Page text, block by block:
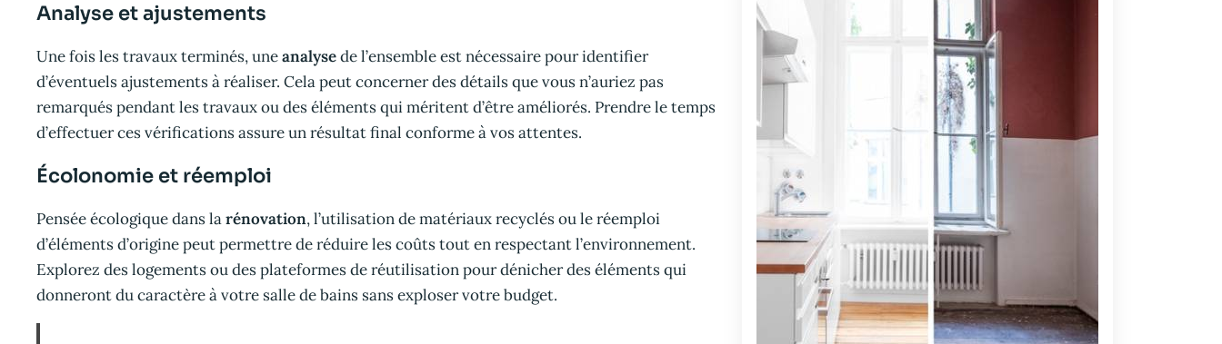
Analyse et ajustements
Une fois les travaux terminés, uneanalysede l’ensemble est nécessaire pour identifier
d’éventuels ajustements à réaliser. Cela peut concerner des détails que vous n’auriez pas
remarqués pendant les travaux ou des éléments qui méritent d’être améliorés. Prendre le temps
d’effectuer ces vérifications assure un résultat final conforme à vos attentes.
Écolonomie et réemploi
Pensée écologique dans larénovation, l’utilisation de matériaux recyclés ou le réemploi
d’éléments d’origine peut permettre de réduire les coûts tout en respectant l’environnement.
Explorez des logements ou des plateformes de réutilisation pour dénicher des éléments qui
donneront du caractère à votre salle de bains sans exploser votre budget.